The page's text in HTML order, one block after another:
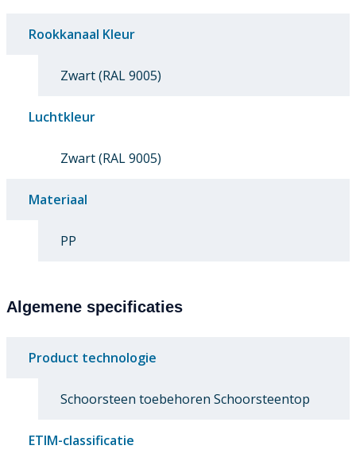
Rookkanaal Kleur
Zwart (RAL 9005)
Luchtkleur
Zwart (RAL 9005)
Materiaal
PP
Algemene specificaties
Product technologie
Schoorsteen toebehoren Schoorsteentop
ETIM-classificatie